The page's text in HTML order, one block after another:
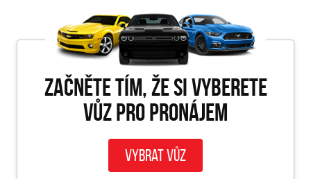
Začněte tím, že si vyberete
vůz pro PRONÁJEM
Vybrat vůz